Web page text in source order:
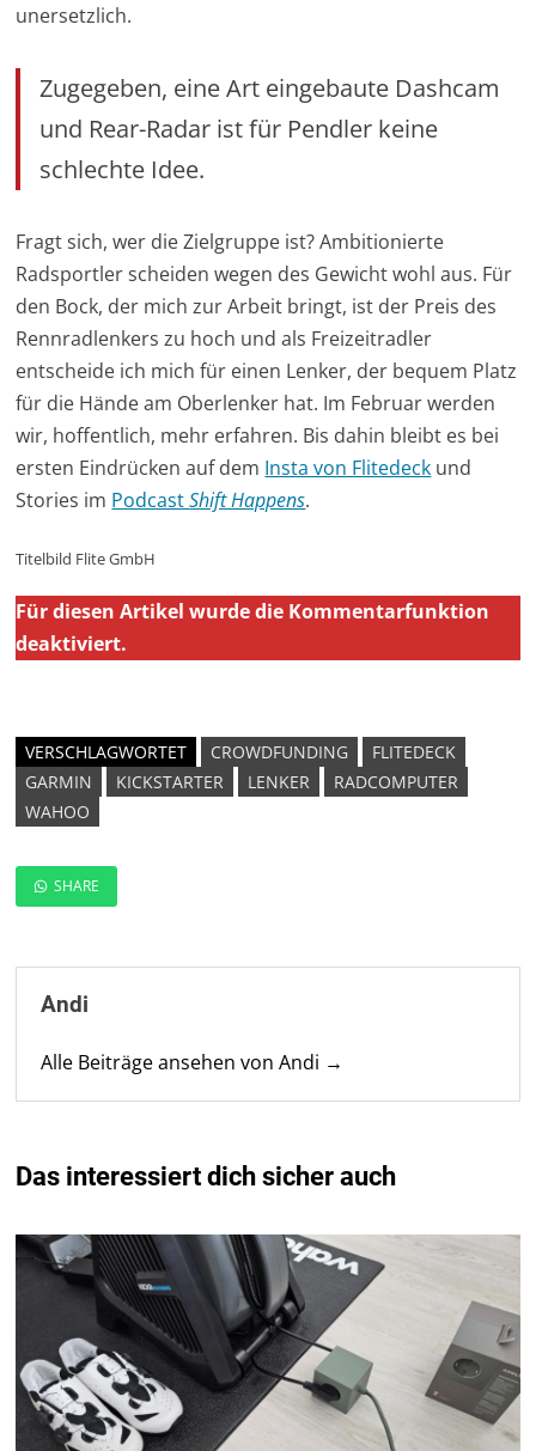
unersetzlich.
Zugegeben, eine Art eingebaute Dashcam
und Rear-Radar ist für Pendler keine
schlechte Idee.
Fragt sich, wer die Zielgruppe ist? Ambitionierte
Radsportler scheiden wegen des Gewicht wohl aus. Für
den Bock, der mich zur Arbeit bringt, ist der Preis des
Rennradlenkers zu hoch und als Freizeitradler
entscheide ich mich für einen Lenker, der bequem Platz
für die Hände am Oberlenker hat. Im Februar werden
wir, hoffentlich, mehr erfahren. Bis dahin bleibt es bei
ersten Eindrücken auf dem Insta von Flitedeck und
Stories im PodcastShift Happens.
Titelbild Flite GmbH
Für diesen Artikel wurde die Kommentarfunktion
deaktiviert.
VERSCHLAGWORTET CROWDFUNDING
FLITEDECK
GARMIN
KICKSTARTER LENKER
RADCOMPUTER
WAHOO
SHARE
Andi
Alle Beiträge ansehen von Andi →
Das interessiert dich sicher auch